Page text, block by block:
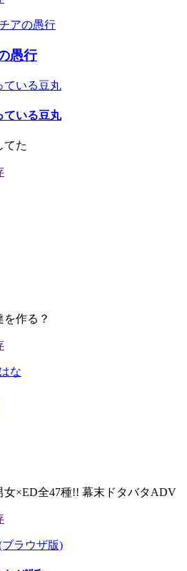
愚行
ている豆丸
ている豆丸
た
作る？
女×ED全47種!! 幕末ドタバタADV